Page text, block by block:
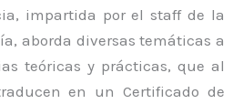
impartida por el staff de la
aborda diversas temáticas a
teóricas y prácticas, que al
en un Certificado de